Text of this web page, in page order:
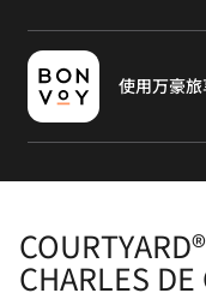
使用万豪
CHARLES